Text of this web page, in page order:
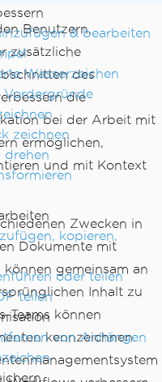
& bearbeiten
Wasserzeichen
Vordergründe
zeichnen
drehen
kopieren,
oder teilen
teilen
von Anhängen
Benutzern,
zusätzliche
des
die
bei der Arbeit mit
ermöglichen,
und mit Kontext
Zwecken in
Dokumente mit
können gemeinsam an
Inhalt zu
Teams können
kennzeichnen.